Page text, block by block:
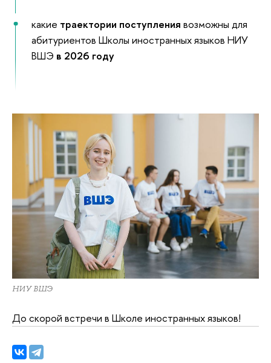
какие траектории поступления возможны для
абитуриентов Школы иностранных языков НИУ
ВШЭ в 2026 году
НИУ ВШЭ
До скорой встречи в Школе иностранных языков!